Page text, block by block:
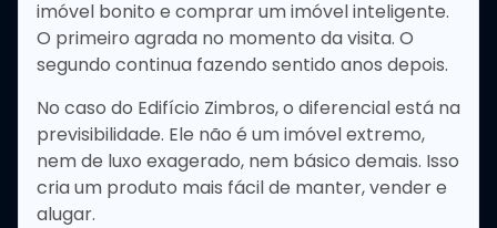
imóvel bonito e comprar um imóvel inteligente.
O primeiro agrada no momento da visita. O
segundo continua fazendo sentido anos depois.
No caso do Edifício Zimbros, o diferencial está na
previsibilidade. Ele não é um imóvel extremo,
nem de luxo exagerado, nem básico demais. Isso
cria um produto mais fácil de manter, vender e
alugar.